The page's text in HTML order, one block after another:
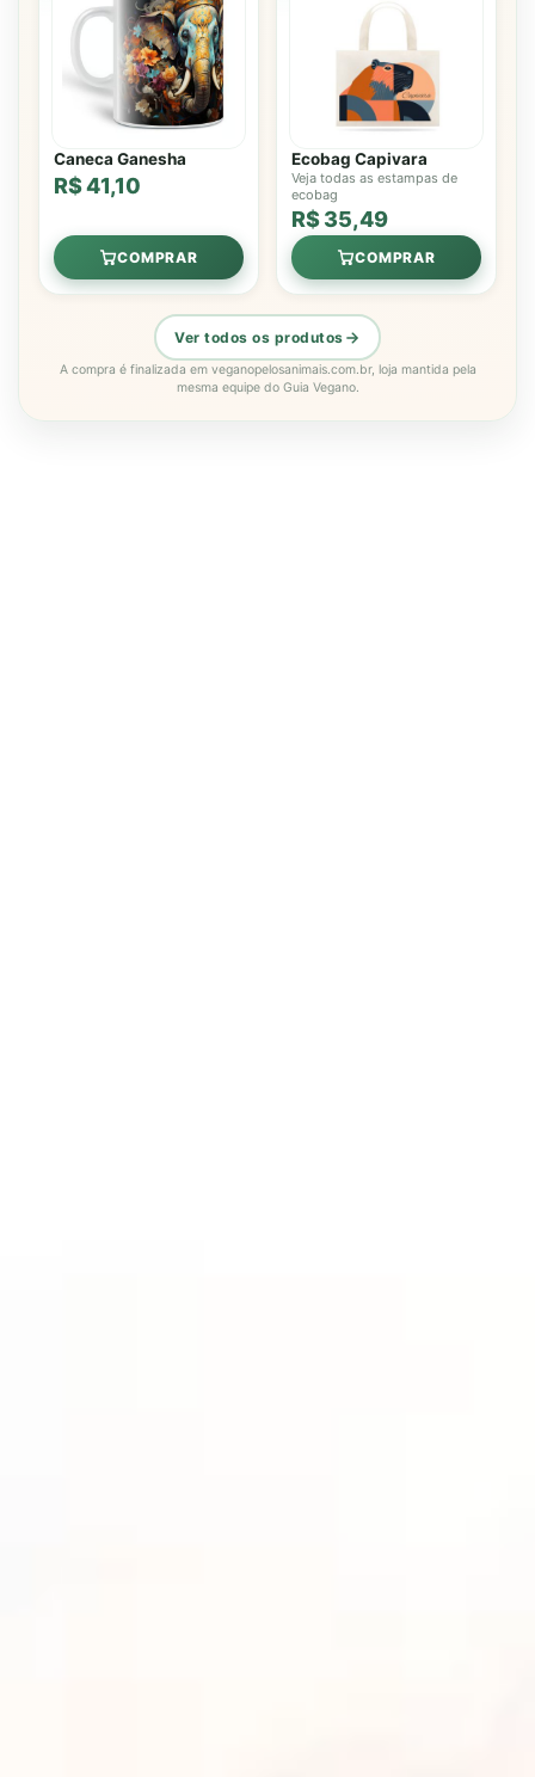
Caneca Ganesha
R$ 41,10
COMPRAR
Ecobag Capivara
Veja todas as estampas de
ecobag
R$ 35,49
COMPRAR
Ver todos os produtos
A compra é finalizada em veganopelosanimais.com.br, loja mantida pela
mesma equipe do Guia Vegano.